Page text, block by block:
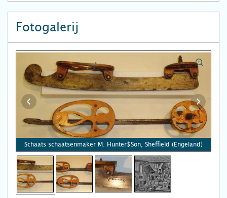
Fotogalerij
Schaats schaatsenmaker M. Hunter$Son, Sheffield (Engeland)